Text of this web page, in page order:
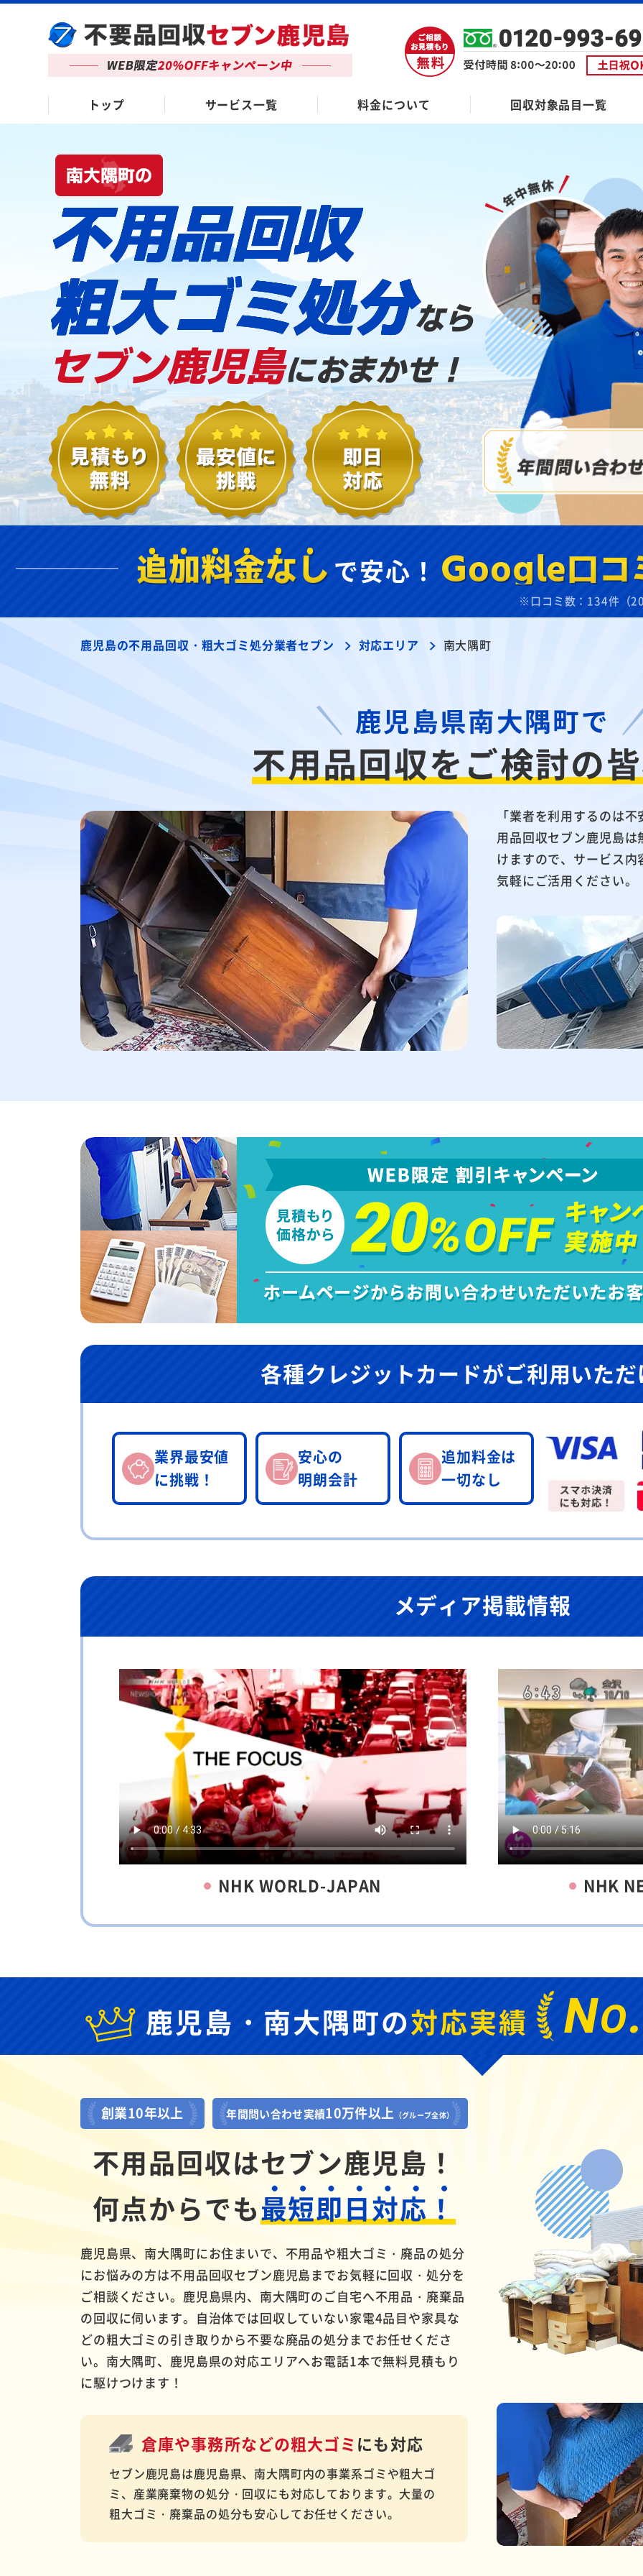
トップ サービス一覧 料金について 回収対象品目一覧
南大隅町の
不用品回収
粗大ゴミ処分なら
セブン鹿児島におまかせ！
追加料金なし で安心！ Google口
※口コミ数：134件（
鹿児島の不用品回収・粗大ゴミ処分業者セブン 対応エリア 南大隅町
鹿児島県南大隅町で
不用品回収をご検討の
「業者を利用するのは
用品回収セブン鹿児島
けますので、サービス
気軽にご活用ください。
各種クレジットカードがご利用いた
業界最安値
に挑戦！
安心の
明朗会計
追加料金は
一切なし
メディア掲載情報
NHK WORLD-JAPAN NHK
鹿児島・南大隅町の対応実績 NO
創業10年以上 年間問い合わせ実績10万件以上 （グループ全体）
不用品回収はセブン鹿児島！
何点からでも最短即日対応！
鹿児島県、南大隅町にお住まいで、不用品や粗大ゴミ・廃品の処分
にお悩みの方は不用品回収セブン鹿児島までお気軽に回収・処分を
ご相談ください。鹿児島県内、南大隅町のご自宅へ不用品・廃棄品
の回収に伺います。自治体では回収していない家電4品目や家具な
どの粗大ゴミの引き取りから不要な廃品の処分までお任せくださ
い。南大隅町、鹿児島県の対応エリアへお電話1本で無料見積もり
に駆けつけます！
倉庫や事務所などの粗大ゴミ にも対応
セブン鹿児島は鹿児島県、南大隅町内の事業系ゴミや粗大ゴ
ミ、産業廃棄物の処分・回収にも対応しております。大量の
粗大ゴミ・廃棄品の処分も安心してお任せください。